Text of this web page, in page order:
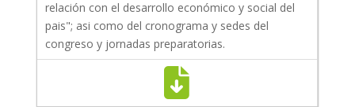
relación con el desarrollo económico y social del
pais"; asi como del cronograma y sedes del
congreso y jornadas preparatorias.